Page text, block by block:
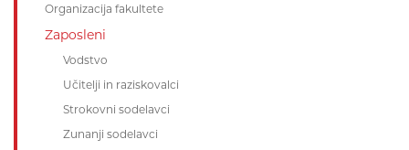
Organizacija fakultete
Zaposleni
Vodstvo
Učitelji in raziskovalci
Strokovni sodelavci
Zunanji sodelavci